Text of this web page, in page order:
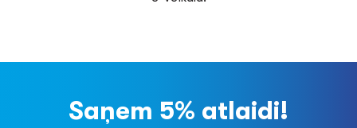
Saņem 5% atlaidi!